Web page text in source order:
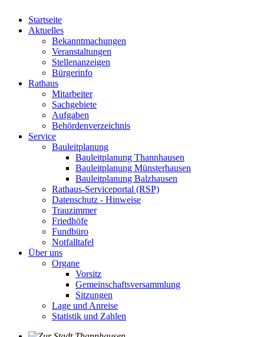
Startseite
Aktuelles
Bekanntmachungen
Veranstaltungen
Stellenanzeigen
Bürgerinfo
Rathaus
Mitarbeiter
Sachgebiete
Aufgaben
Behördenverzeichnis
Service
Bauleitplanung
Bauleitplanung Thannhausen
Bauleitplanung Münsterhausen
Bauleitplanung Balzhausen
Rathaus-Serviceportal (RSP)
Datenschutz - Hinweise
Trauzimmer
Friedhöfe
Fundbüro
Notfalltafel
Über uns
Organe
Vorsitz
Gemeinschaftsversammlung
Sitzungen
Lage und Anreise
Statistik und Zahlen